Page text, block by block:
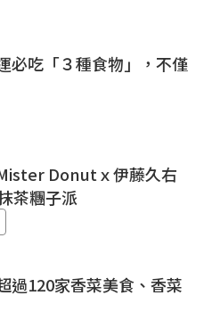
必吃「３種食物」，不僅
Donutｘ伊藤久右
茶糰子派
過120家香菜美食、香菜